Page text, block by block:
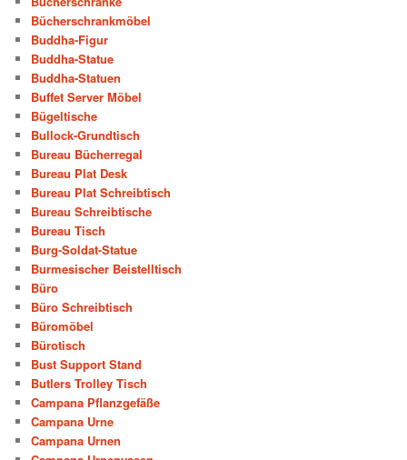
Bücherschrankmöbel
Buddha-Figur
Buddha-Statue
Buddha-Statuen
Buffet Server Möbel
Bügeltische
Bullock-Grundtisch
Bureau Bücherregal
Bureau Plat Desk
Bureau Plat Schreibtisch
Bureau Schreibtische
Bureau Tisch
Burg-Soldat-Statue
Burmesischer Beistelltisch
Büro
Büro Schreibtisch
Büromöbel
Bürotisch
Bust Support Stand
Butlers Trolley Tisch
Campana Pflanzgefäße
Campana Urne
Campana Urnen